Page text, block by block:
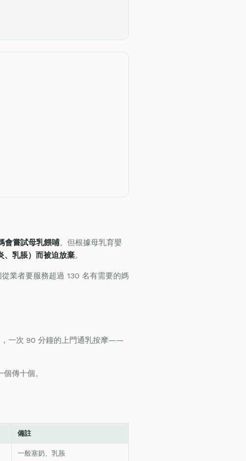
會嘗試母乳餵哺。但根據母乳育嬰
、乳脹）而被迫放棄。
從業者要服務超過 130 名有需要的媽
，一次 90 分鐘的上門通乳按摩——
傳十個。
備註
一般塞奶、乳脹